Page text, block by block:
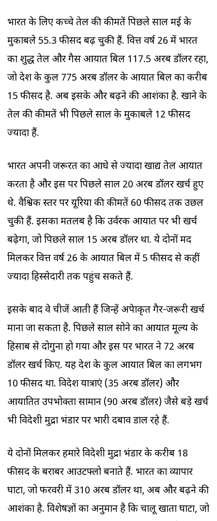
भारत के लिए कच्चे तेल की कीमतें पिछले साल मई के
मुकाबले 55.3 फीसद बढ़ चुकी हैं. ‌‌वित्त वर्ष 26 में भारत
का शुद्ध तेल और गैस आयात बिल 117.5 अरब डॉलर रहा,
जो देश के कुल 775 अरब डॉलर के आयात बिल का करीब
15 फीसद है. अब इसके और बढ़ने की आशंका है. खाने के
तेल की कीमतें भी पिछले साल के मुकाबले 12 फीसद
ज्यादा हैं.
भारत अपनी जरूरत का आधे से ज्यादा खाद्य तेल आयात
करता है और इस पर पिछले साल 20 अरब डॉलर खर्च हुए
थे. वैश्विक स्तर पर यूरिया की कीमतें 60 फीसद तक उछल
चुकी हैं. इसका मतलब है कि उर्वरक आयात पर भी खर्च
बढ़ेगा, जो पिछले साल 15 अरब डॉलर था. ये दोनों मद
मिलकर वित्त वर्ष 26 के आयात बिल में 5 फीसद से कहीं
ज्यादा हिस्सेदारी तक पहुंच सकते हैं.
इसके बाद वे चीजें आती हैं जिन्हें अपेक्षाकृत गैर-जरूरी खर्च
माना जा सकता है. पिछले साल सोने का आयात मूल्य के
हिसाब से दोगुना हो गया और इस पर भारत ने 72 अरब
डॉलर खर्च किए. यह देश के कुल आयात बिल का लगभग
10 फीसद था. विदेश यात्राएं (35 अरब डॉलर) और
आयातित उपभोक्ता सामान (90 अरब डॉलर) जैसे बड़े खर्च
भी विदेशी मुद्रा भंडार पर भारी दबाव डाल रहे हैं.
ये दोनों मिलकर हमारे विदेशी मुद्रा भंडार के करीब 18
फीसद के बराबर आउटफ्लो बनाते हैं. भारत का व्यापार
घाटा, जो फरवरी में 310 अरब डॉलर था, अब और बढ़ने की
आशंका है. विशेषज्ञों का अनुमान है कि चालू खाता घाटा, जो